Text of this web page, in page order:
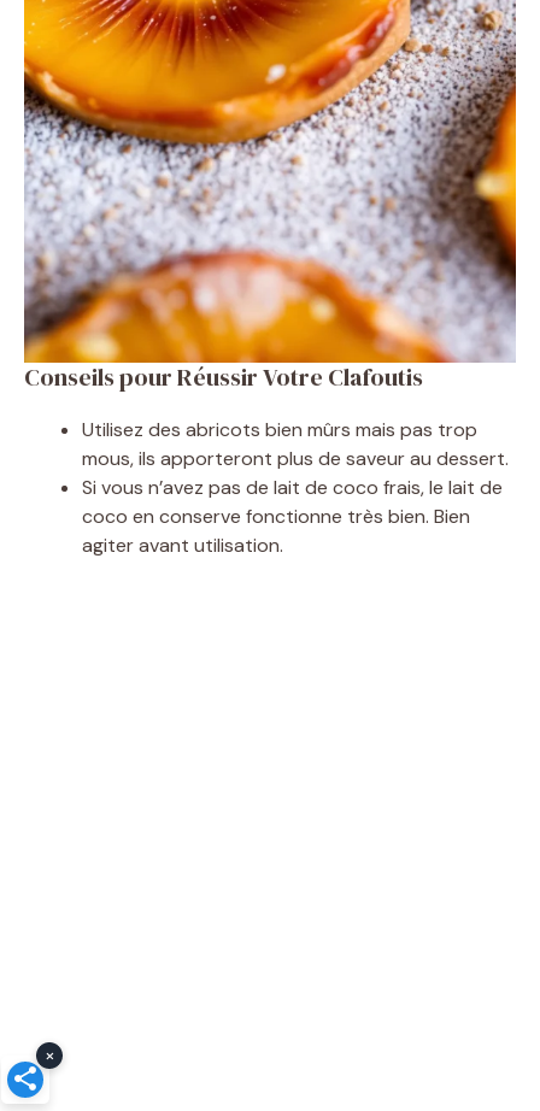
Conseils pour Réussir Votre Clafoutis
Utilisez des abricots bien mûrs mais pas trop
mous, ils apporteront plus de saveur au dessert.
Si vous n’avez pas de lait de coco frais, le lait de
coco en conserve fonctionne très bien. Bien
agiter avant utilisation.
×